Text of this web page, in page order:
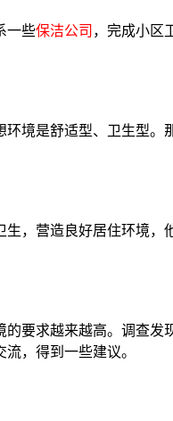
一些保洁公司 ，完成小区
境是舒适型、卫生型
，营造良好居住环境，
要求越来越高。调查
，得到一些建议。